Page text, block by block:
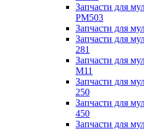
Запчасти для
PM503
Запчасти для
Запчасти для
281
Запчасти для
M11
Запчасти для
250
Запчасти для
450
Запчасти для